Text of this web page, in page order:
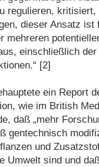
regulieren, kritisiert,
dieser Ansatz ist
mehreren
einschließlich
[2]
ein Report
wie im British
daß „mehr
gentechnisch
und
Umwelt sind und